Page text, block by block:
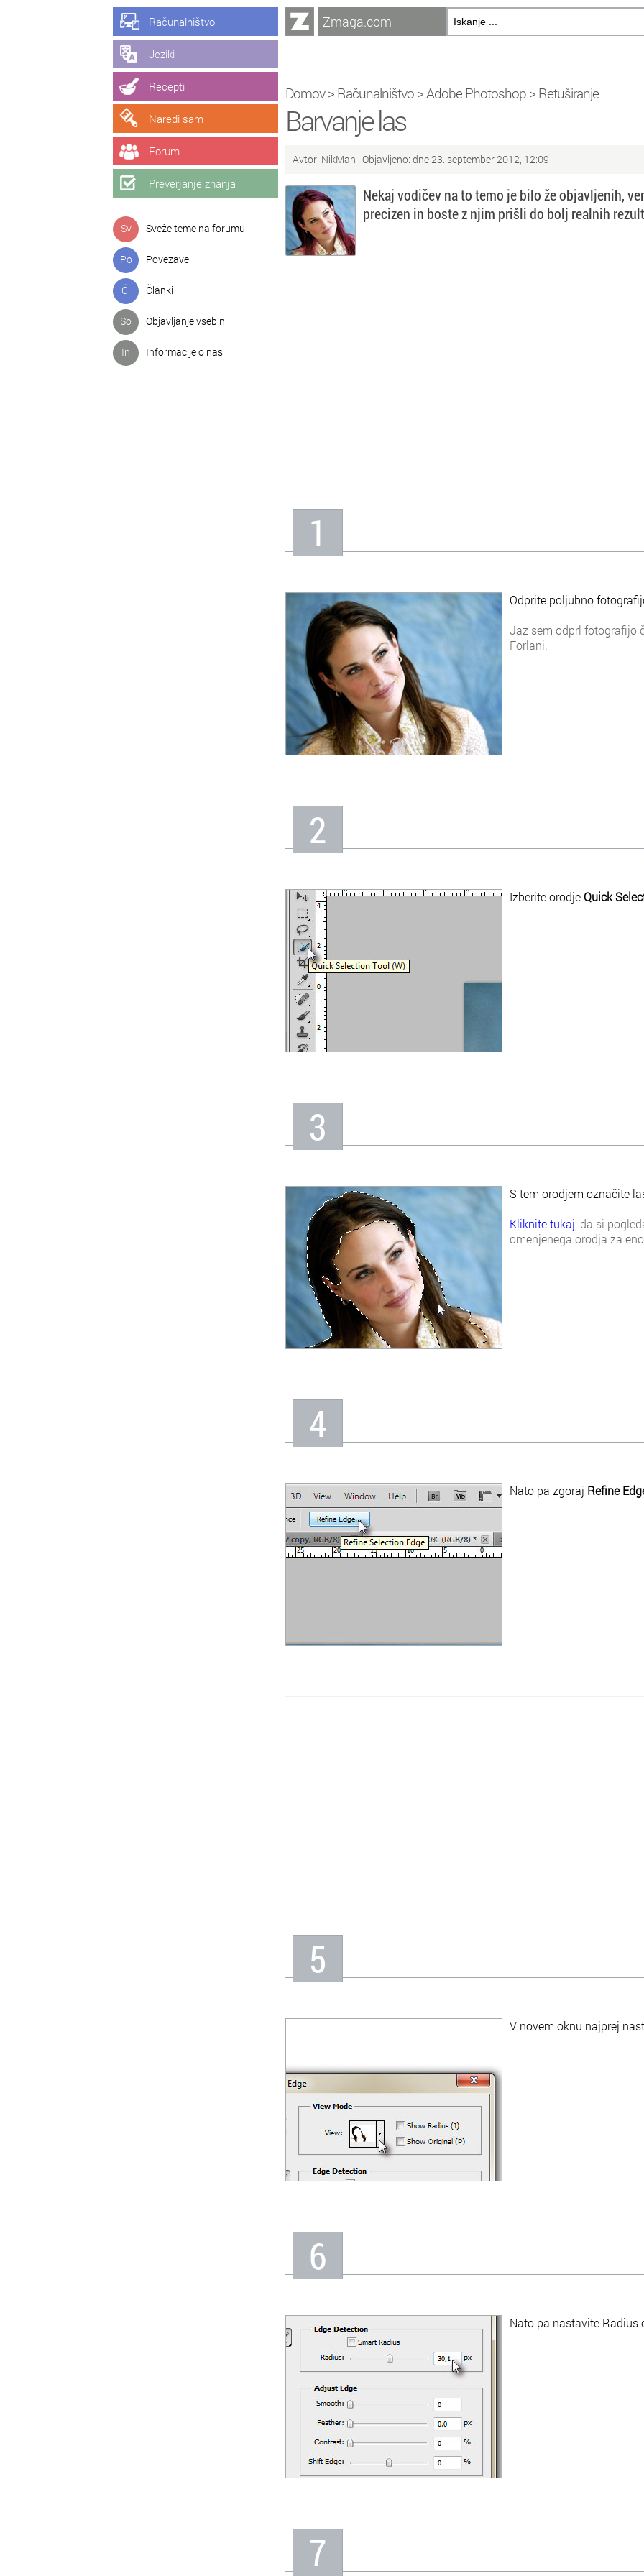
Računalništvo
Jeziki
Recepti
Naredi sam
Forum
Preverjanje znanja
Sv Sveže teme na forumu
Po Povezave
Čl Članki
So Objavljanje vsebin
In Informacije o nas
Zmaga.com
Domov> Računalništvo >Adobe Photoshop > Retuširanje
Barvanje las
Avtor: NikMan | Objavljeno: dne 23. september 2012, 12:09
Nekaj vodičev na to temo je bilo že objavljenih,
precizen in boste z njim prišli do bolj realnih
1
Odprite poljubno
Jaz sem odprl fotografijo
Forlani.
2
Izberite orodje Quick
3
S tem orodjem označite
Kliknite tukaj , da si
omenjenega orodja za
4
Nato pa zgoraj Refine
5
V novem oknu najprej
6
Nato pa nastavite
7